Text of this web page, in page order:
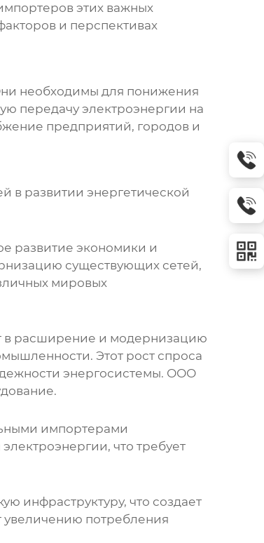
этих важных
и перспективах
необходимы для понижения
передачу электроэнергии на
предприятий, городов и
в развитии энергетической
развитие экономики и
существующих сетей,
мировых
в расширение и модернизацию
Этот рост спроса
энергосистемы. ООО
импортерами
что требует
инфраструктуру, что создает
увеличению потребления